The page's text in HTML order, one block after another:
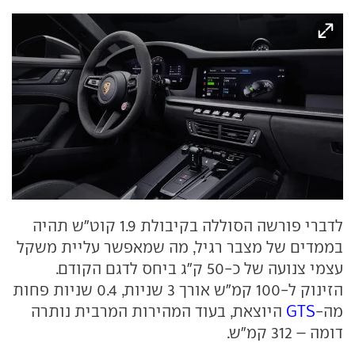
לדברי פורשה הסוללה בקיבולת 1.9 קוט"ש תהיה
בממדים של מצבר רגיל, מה שמאפשר עליית משקל
עצמי צנועה של כ-50 ק"ג ביחס לדגם הקודם.
הזינוק ל-100 קמ"ש אורך 3 שניות, 0.4 שניות פחות
מה-GTS היוצאת, בעוד המהירות המרבית נותרה
דומה – 312 קמ"ש.